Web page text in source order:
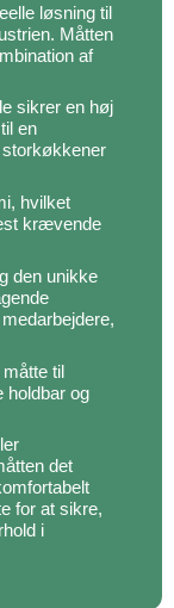
løsning til
Måtten
af
sikrer en høj
en
hvilket
krævende
den unikke
til
holdbar og
det
for at sikre,
i